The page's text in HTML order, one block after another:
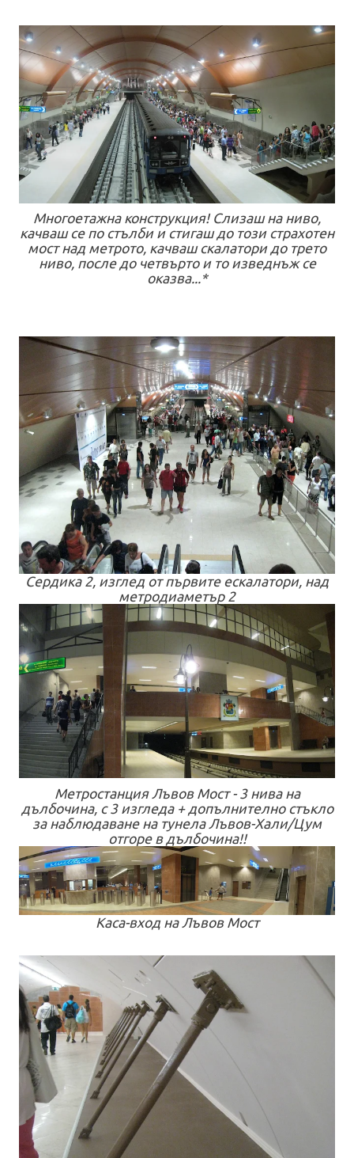
Многоетажна конструкция! Слизаш на ниво,
качваш се по стълби и стигаш до този страхотен
мост над метрото, качваш скалатори до трето
ниво, после до четвърто и то изведнъж се
оказва...*
Сердика 2, изглед от първите ескалатори, над
метродиаметър 2
Метростанция Лъвов Мост - 3 нива на
дълбочина, с 3 изгледа + допълнително стъкло
за наблюдаване на тунела Лъвов-Хали/Цум
отгоре в дълбочина!!
Каса-вход на Лъвов Мост